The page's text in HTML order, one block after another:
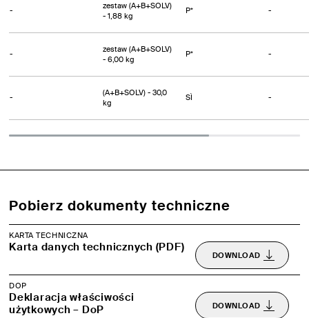
-
zestaw (A+B+SOLV)
- 1,88 kg
P* -
-
zestaw (A+B+SOLV)
- 6,00 kg
P* -
-
(A+B+SOLV) - 30,0
kg
SÌ -
Pobierz dokumenty techniczne
KARTA TECHNICZNA
Karta danych technicznych (PDF)
DOWNLOAD
DOP
Deklaracja właściwości
użytkowych – DoP
DOWNLOAD